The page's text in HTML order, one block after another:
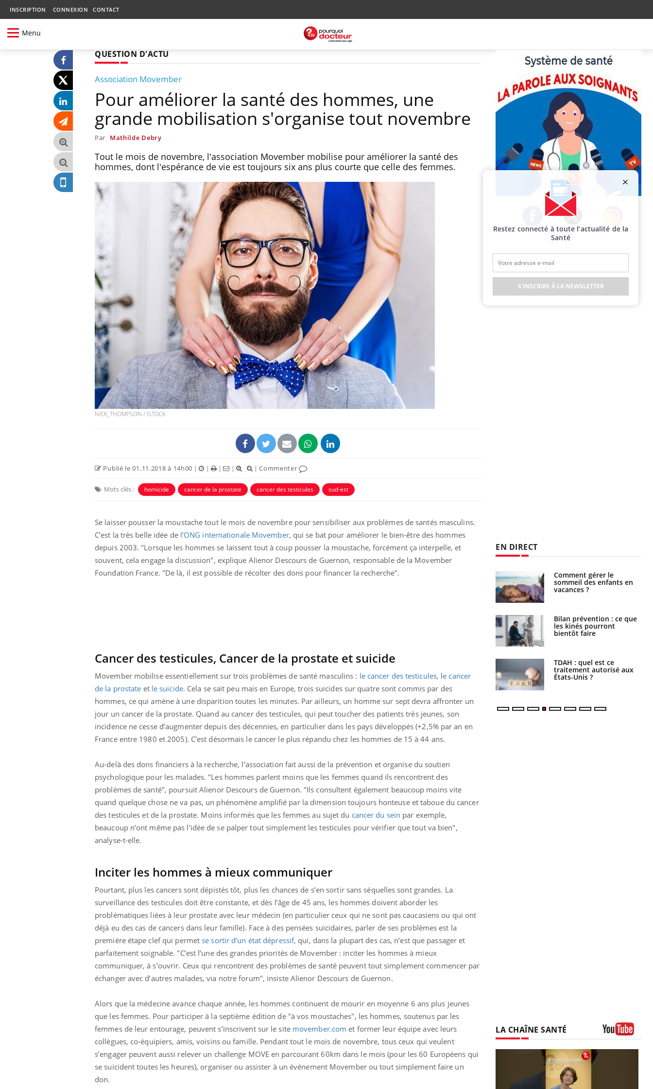
INSCRIPTION CONNEXION CONTACT
Menu
QUESTION D'ACTU
Association Movember
Pour améliorer la santé des hommes, une
grande mobilisation s'organise tout novembre
Par Mathilde Debry
Tout le mois de novembre, l'association Movember mobilise pour améliorer la santé des
hommes, dont l'espérance de vie est toujours six ans plus courte que celle des femmes.
NICK_THOMPSON / ISTOCK
Publié le 01.11.2018 à 14h00 | | | | |Commenter
Mots clés : homicide cancer de la prostate cancer des testicules sud-est
Se laisser pousser la moustache tout le mois de novembre pour sensibiliser aux problèmes de santés masculins.
C’est la très belle idée de l’ONG internationale Movember, qui se bat pour améliorer le bien-être des hommes
depuis 2003. "Lorsque les hommes se laissent tout à coup pousser la moustache, forcément ça interpelle, et
souvent, cela engage la discussion", explique Alienor Descours de Guernon, responsable de la Movember
Foundation France. "De là, il est possible de récolter des dons pour financer la recherche".
Cancer des testicules, Cancer de la prostate et suicide
Movember mobilise essentiellement sur trois problèmes de santé masculins : le cancer des testicules, le cancer
de la prostate et le suicide. Cela se sait peu mais en Europe, trois suicides sur quatre sont commis par des
hommes, ce qui amène à une disparition toutes les minutes. Par ailleurs, un homme sur sept devra affronter un
jour un cancer de la prostate. Quand au cancer des testicules, qui peut toucher des patients très jeunes, son
incidence ne cesse d’augmenter depuis des décennies, en particulier dans les pays développés (+2,5% par an en
France entre 1980 et 2005). C’est désormais le cancer le plus répandu chez les hommes de 15 à 44 ans.
Au-delà des dons financiers à la recherche, l’association fait aussi de la prévention et organise du soutien
psychologique pour les malades. "Les hommes parlent moins que les femmes quand ils rencontrent des
problèmes de santé", poursuit Alienor Descours de Guernon. "Ils consultent également beaucoup moins vite
quand quelque chose ne va pas, un phénomène amplifié par la dimension toujours honteuse et taboue du cancer
des testicules et de la prostate. Moins informés que les femmes au sujet du cancer du sein par exemple,
beaucoup n’ont même pas l’idée de se palper tout simplement les testicules pour vérifier que tout va bien",
analyse-t-elle.
Inciter les hommes à mieux communiquer
Pourtant, plus les cancers sont dépistés tôt, plus les chances de s’en sortir sans séquelles sont grandes. La
surveillance des testicules doit être constante, et dès l’âge de 45 ans, les hommes doivent aborder les
problématiques liées à leur prostate avec leur médecin (en particulier ceux qui ne sont pas caucasiens ou qui ont
déjà eu des cas de cancers dans leur famille). Face à des pensées suicidaires, parler de ses problèmes est la
première étape clef qui permet se sortir d’un état dépressif, qui, dans la plupart des cas, n’est que passager et
parfaitement soignable. "C’est l’une des grandes priorités de Movember : inciter les hommes à mieux
communiquer, à s’ouvrir. Ceux qui rencontrent des problèmes de santé peuvent tout simplement commencer par
échanger avec d’autres malades, via notre forum", insiste Alienor Descours de Guernon.
Alors que la médecine avance chaque année, les hommes continuent de mourir en moyenne 6 ans plus jeunes
que les femmes. Pour participer à la septième édition de "à vos moustaches", les hommes, soutenus par les
femmes de leur entourage, peuvent s’inscrivent sur le site movember.com et former leur équipe avec leurs
collègues, co-équipiers, amis, voisins oufamille. Pendant tout le mois de novembre, tous ceux qui veulent
s’engager peuvent aussi relever un challenge MOVE en parcourant 60km dans le mois (pour les 60 Européens qui
se suicident toutes les heures), organiser ou assister à un événement Movember ou tout simplement faire un
don.
Facebook Twitter Instagram
EN DIRECT
Fortes chaleurs :
Pourquoi manger moins
finalement être bénéfique
Grossesse et chaleur : ce
Mordue par une tique en
le coma pendant 42 jours les réactions sévères
Comment gérer le
sommeil des enfants en
vacances ?
Bilan prévention : ce que
les kinés pourront
bientôt faire
TDAH : quel est ce
traitement autorisé aux
États-Unis ?
LA CHAÎNE SANTÉ
Youtube
Carence en fer : comprendre pour
Restez connecté à toute l’actualité de la
Santé
S'INSCRIRE À LA NEWSLETTER